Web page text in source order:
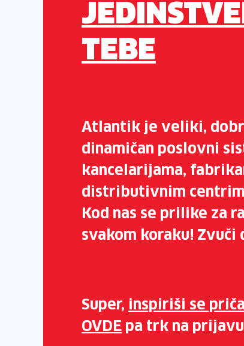
TEBE
Atlantik je veliki,
dinamičan poslovni
kancelarijama,
distributivnim
Kod nas se prilike za
svakom koraku! Zvuči
Super, inspiriši se
OVDE pa trk na